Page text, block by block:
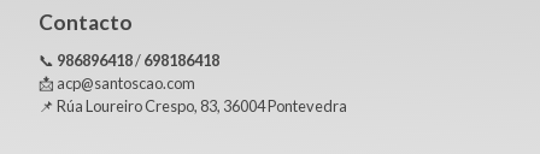
Contacto
📞 986896418/698186418
📩 acp@santoscao.com
📌 Rúa Loureiro Crespo, 83, 36004 Pontevedra